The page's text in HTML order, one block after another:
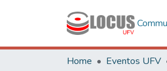
Home Eventos UFV